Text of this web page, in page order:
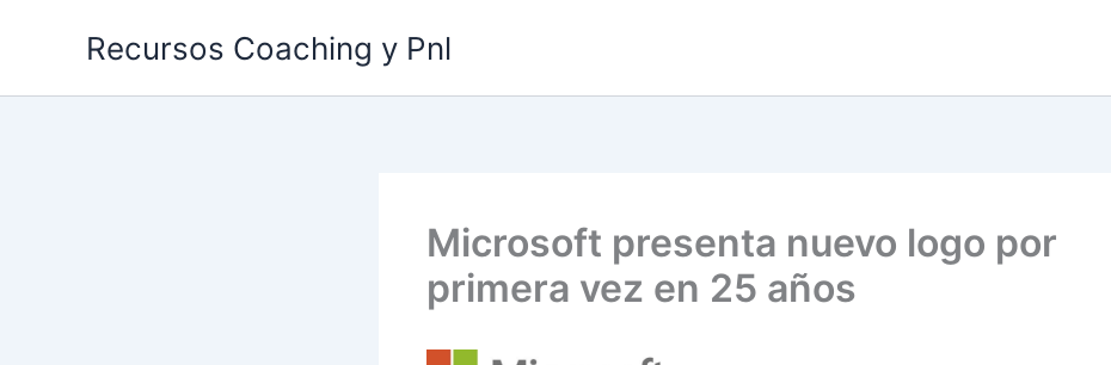
Recursos Coaching y Pnl
Microsoft presenta nuevo logo por
primera vez en 25 años